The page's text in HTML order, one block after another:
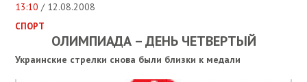
13:10 / 12.08.2008
СПОРТ
ОЛИМПИАДА – ДЕНЬ ЧЕТВЕРТЫЙ
Украинские стрелки снова были близки к медали